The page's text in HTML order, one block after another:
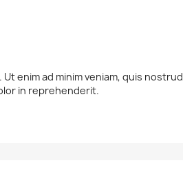
enim ad minim veniam, quis nostrud
in reprehenderit.